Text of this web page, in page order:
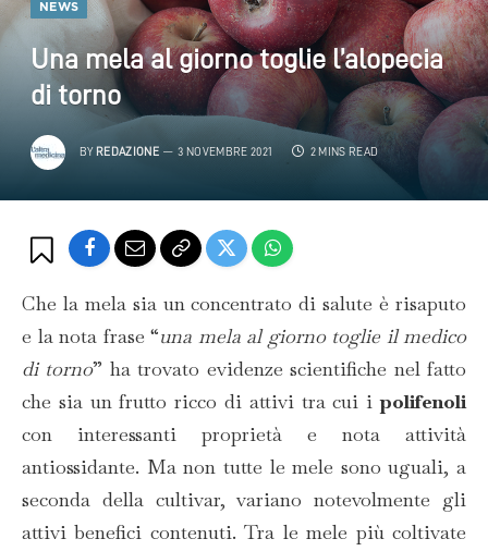
NEWS
Una mela al giorno toglie l’alopecia
di torno
BY REDAZIONE 3 NOVEMBRE 2021 2 MINS READ
Che la mela sia un concentrato di salute è risaputo
e la nota frase “una mela al giorno toglie il medico
di torno” ha trovato evidenze scientifiche nel fatto
che sia un frutto ricco di attivi tra cui ipolifenoli
con interessanti proprietà e nota attività
antiossidante. Ma non tutte le mele sono uguali, a
seconda della cultivar, variano notevolmente gli
attivi benefici contenuti. Tra le mele più coltivate